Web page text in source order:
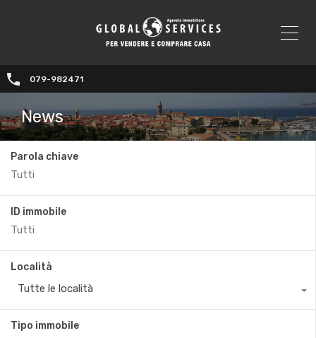
079-982471
News
Parola chiave
ID immobile
Località
Tutte le località
Tipo immobile